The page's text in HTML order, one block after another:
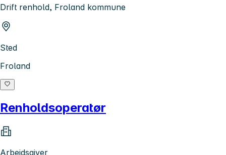
Drift renhold, Froland kommune
Sted
Froland
Renholdsoperatør
Arbeidsgiver